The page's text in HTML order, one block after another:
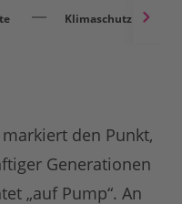
Klimaschutz
markiert den Punkt,
Generationen
„auf Pump“. An